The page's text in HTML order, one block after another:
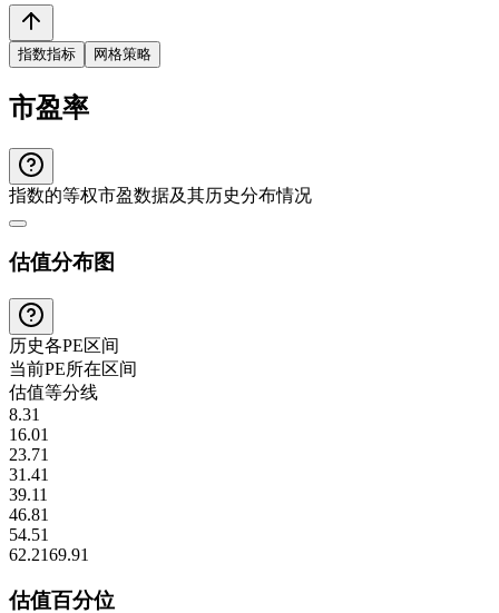
指数指标 网格策略
市盈率
指数的等权市盈数据及其历史分布情况
估值分布图
历史各PE区间
当前PE所在区间
估值等分线
8.31
16.01
23.71
31.41
39.11
46.81
54.51
62.2169.91
估值百分位